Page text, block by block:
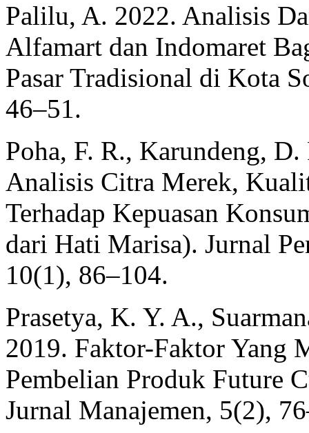
Palilu, A. 2022. Analisis
Alfamart dan Indomaret
Pasar Tradisional di Kota
46–51.
Poha, F. R., Karundeng,
Analisis Citra Merek,
Terhadap Kepuasan
dari Hati Marisa). Jurnal
10(1), 86–104.
Prasetya, K. Y. A.,
2019. Faktor-Faktor Yang
Pembelian Produk Future
Jurnal Manajemen, 5(2),